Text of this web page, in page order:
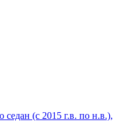
(с 2015 г.в. по н.в.),